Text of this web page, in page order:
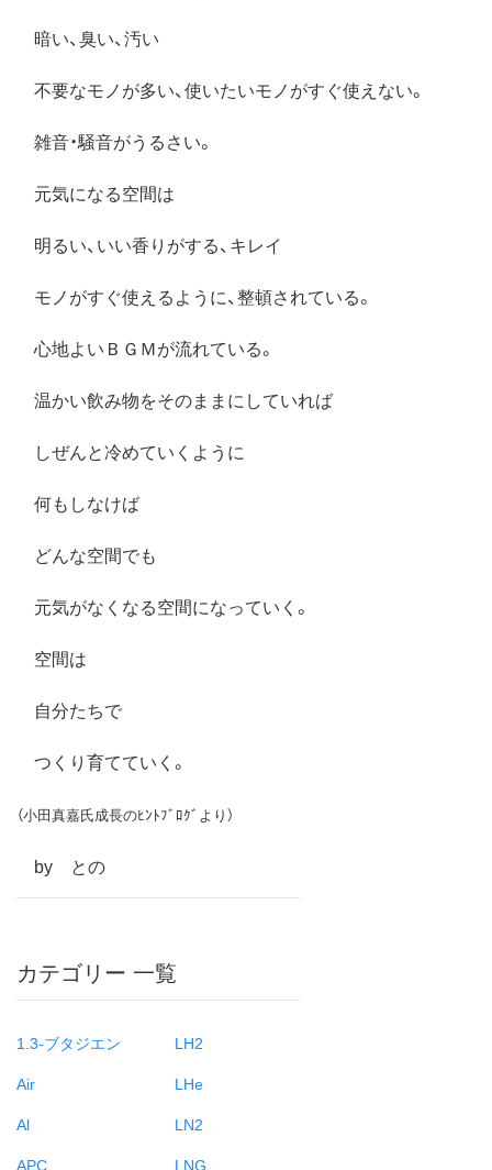
暗い、臭い、汚い
不要なモノが多い、使いたいモノがすぐ使えない。
雑音・騒音がうるさい。
元気になる空間は
明るい、いい香りがする、キレイ
モノがすぐ使えるように、整頓されている。
心地よいＢＧＭが流れている。
温かい飲み物をそのままにしていれば
しぜんと冷めていくように
何もしなけば
どんな空間でも
元気がなくなる空間になっていく。
空間は
自分たちで
つくり育てていく。
（小田真嘉氏成長のﾋﾝﾄﾌﾞﾛｸﾞより）
by との
カテゴリー 一覧
1.3-ブタジエン
Air
Al
APC
LH2
LHe
LN2
LNG